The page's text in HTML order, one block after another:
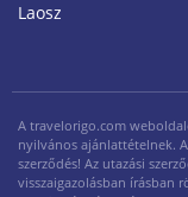
Laosz
A travelorigo.com
nyilvános ajánlattételnek.
szerződés! Az utazási
visszaigazolásban írásban